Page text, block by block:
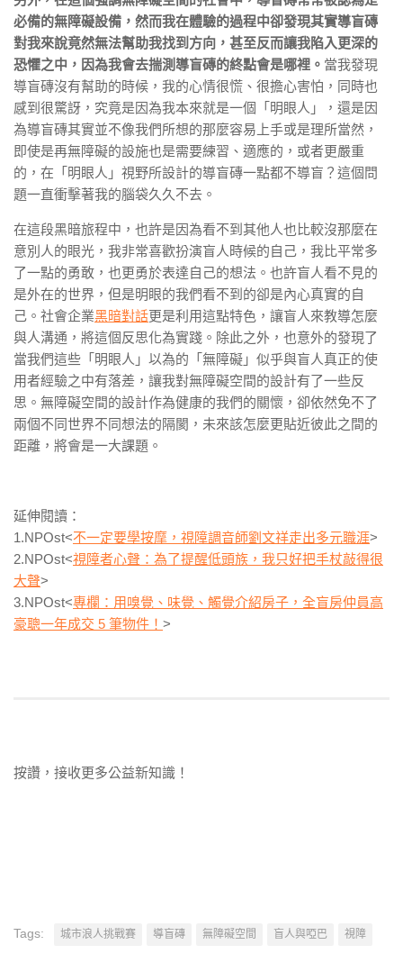
必備的無障礙設備，然而我在體驗的過程中卻發現其實導盲磚
對我來說竟然無法幫助我找到方向，甚至反而讓我陷入更深的
恐懼之中，因為我會去揣測導盲磚的終點會是哪裡。 當我發現
導盲磚沒有幫助的時候，我的心情很慌、很擔心害怕，同時也
感到很驚訝，究竟是因為我本來就是一個「明眼人」，還是因
為導盲磚其實並不像我們所想的那麼容易上手或是理所當然，
即使是再無障礙的設施也是需要練習、適應的，或者更嚴重
的，在「明眼人」視野所設計的導盲磚一點都不導盲？這個問
題一直衝擊著我的腦袋久久不去。
在這段黑暗旅程中，也許是因為看不到其他人也比較沒那麼在
意別人的眼光，我非常喜歡扮演盲人時候的自己，我比平常多
了一點的勇敢，也更勇於表達自己的想法。也許盲人看不見的
是外在的世界，但是明眼的我們看不到的卻是內心真實的自
己。社會企業黑暗對話更是利用這點特色，讓盲人來教導怎麼
與人溝通，將這個反思化為實踐。除此之外，也意外的發現了
當我們這些「明眼人」以為的「無障礙」似乎與盲人真正的使
用者經驗之中有落差，讓我對無障礙空間的設計有了一些反
思。無障礙空間的設計作為健康的我們的關懷，卻依然免不了
兩個不同世界不同想法的隔閡，未來該怎麼更貼近彼此之間的
距離，將會是一大課題。
延伸閱讀：
1.NPOst<不一定要學按摩，視障調音師劉文祥走出多元職涯>
2.NPOst<視障者心聲：為了提醒低頭族，我只好把手杖敲得很
大聲>
3.NPOst<專欄：用嗅覺、味覺、觸覺介紹房子，全盲房仲員高
豪聰一年成交 5 筆物件！ >
按讚，接收更多公益新知識！
Tags: 城市浪人挑戰賽 導盲磚 無障礙空間 盲人與啞巴 視障